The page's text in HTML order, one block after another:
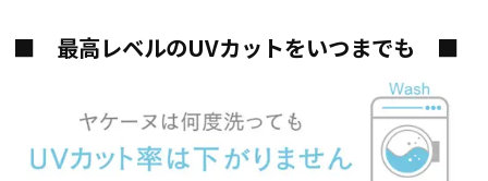
■ 最高レベルのUVカットをいつまでも ■